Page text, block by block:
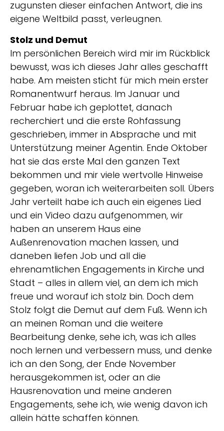
zugunsten dieser einfachen Antwort, die ins
eigene Weltbild passt, verleugnen.
Stolz und Demut
Im persönlichen Bereich wird mir im Rückblick
bewusst, was ich dieses Jahr alles geschafft
habe. Am meisten sticht für mich mein erster
Romanentwurf heraus. Im Januar und
Februar habe ich geplottet, danach
recherchiert und die erste Rohfassung
geschrieben, immer in Absprache und mit
Unterstützung meiner Agentin. Ende Oktober
hat sie das erste Mal den ganzen Text
bekommen und mir viele wertvolle Hinweise
gegeben, woran ich weiterarbeiten soll. Übers
Jahr verteilt habe ich auch ein eigenes Lied
und ein Video dazu aufgenommen, wir
haben an unserem Haus eine
Außenrenovation machen lassen, und
daneben liefen Job und all die
ehrenamtlichen Engagements in Kirche und
Stadt – alles in allem viel, an dem ich mich
freue und worauf ich stolz bin. Doch dem
Stolz folgt die Demut auf dem Fuß. Wenn ich
an meinen Roman und die weitere
Bearbeitung denke, sehe ich, was ich alles
noch lernen und verbessern muss, und denke
ich an den Song, der Ende November
herausgekommen ist, oder an die
Hausrenovation und meine anderen
Engagements, sehe ich, wie wenig davon ich
allein hätte schaffen können.